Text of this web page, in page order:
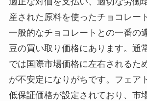
産された原料を使ったチョコレー
一般的なチョコレートとの一番の
豆の買い取り価格にあります。通
では国際市場価格に左右されるた
が不安定になりがちです。フェア
低保証価格が設定されており、市